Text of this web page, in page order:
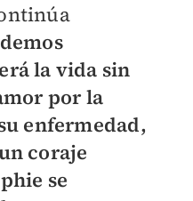
la vida sin
por la
enfermedad,
coraje
se